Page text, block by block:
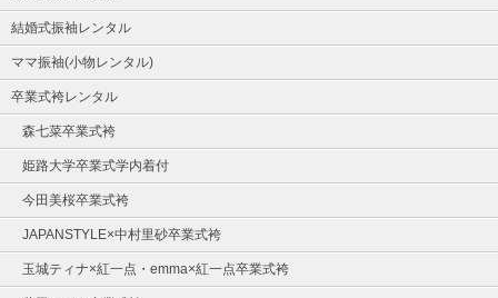
結婚式振袖レンタル
ママ振袖(小物レンタル)
卒業式袴レンタル
森七菜卒業式袴
姫路大学卒業式学内着付
今田美桜卒業式袴
JAPANSTYLE×中村里砂卒業式袴
玉城ティナ×紅一点・emma×紅一点卒業式袴